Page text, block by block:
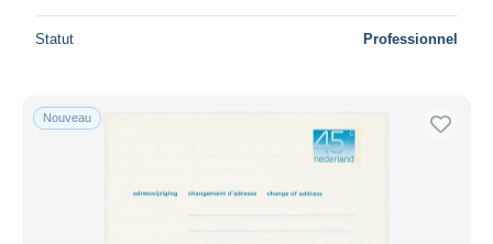
Statut Professionnel
Nouveau